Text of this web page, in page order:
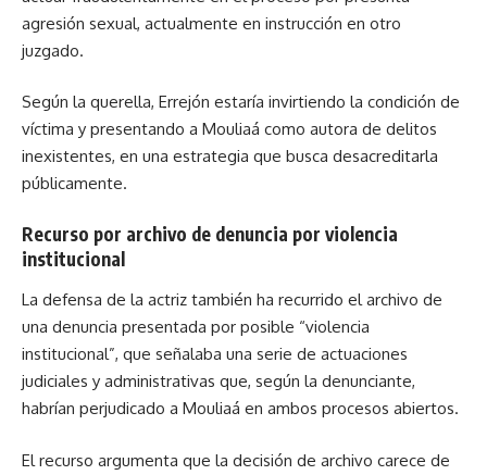
agresión sexual, actualmente en instrucción en otro
juzgado.
Según la querella, Errejón estaría invirtiendo la condición de
víctima y presentando a Mouliaá como autora de delitos
inexistentes, en una estrategia que busca desacreditarla
públicamente.
Recurso por archivo de denuncia por violencia
institucional
La defensa de la actriz también ha recurrido el archivo de
una denuncia presentada por posible “violencia
institucional”, que señalaba una serie de actuaciones
judiciales y administrativas que, según la denunciante,
habrían perjudicado a Mouliaá en ambos procesos abiertos.
El recurso argumenta que la decisión de archivo carece de